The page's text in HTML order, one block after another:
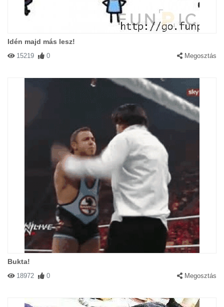
Idén majd más lesz!
15219 0 Megosztás
Bukta!
18972 0 Megosztás